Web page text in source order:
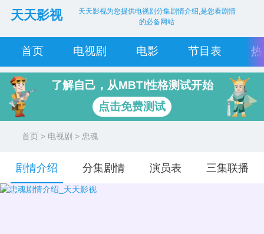
天天影视
天天影视为您提供电视剧分集剧情介绍,是您看剧情
的必备网站
首页 电视剧 电影 节目表
了解自己，从MBTI性格测试开始
点击免费测试
首页 > 电视剧 > 忠魂
剧情介绍 分集剧情 演员表 三集联播